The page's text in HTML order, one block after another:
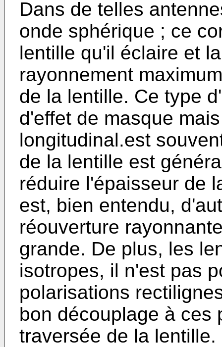
Dans de telles
onde sphérique ; ce
lentille qu'il éclaire et
rayonnement
de la lentille. Ce type
d'effet de masque
longitudinal.est
de la lentille est
réduire l'épaisseur de
est, bien entendu,
réouverture
grande. De plus, les
isotropes, il n'est pas
polarisations
bon découplage à ces
traversée de la lentille.